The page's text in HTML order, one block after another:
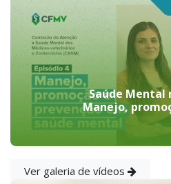
Saúde Mental
Manejo,
Ver galeria de vídeos